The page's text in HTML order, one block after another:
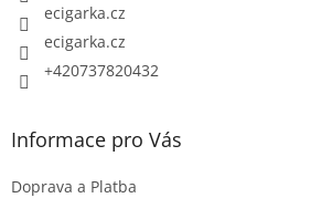
ecigarka.cz
ecigarka.cz
+420737820432
Informace pro Vás
Doprava a Platba